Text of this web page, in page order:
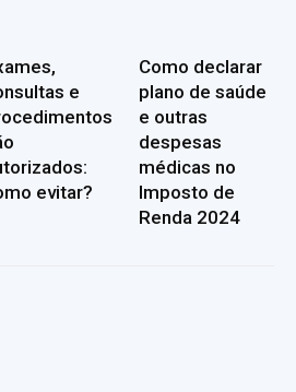
e
evitar?
Como declarar
plano de saúde
e outras
despesas
médicas no
Imposto de
Renda 2024